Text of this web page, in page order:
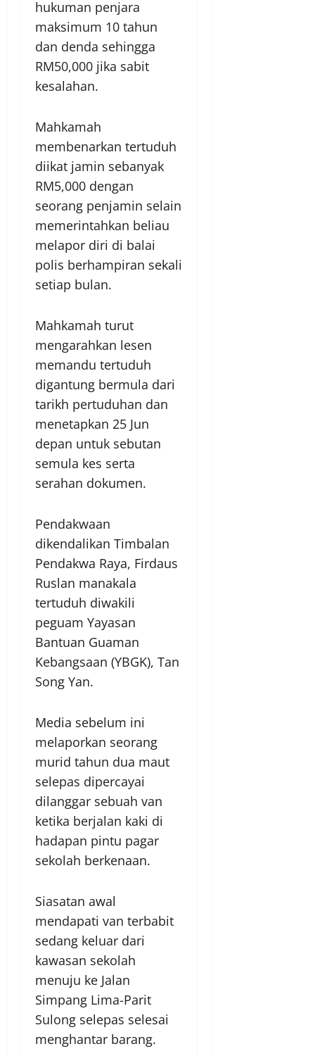
hukuman penjara
maksimum 10 tahun
dan denda sehingga
RM50,000 jika sabit
kesalahan.
Mahkamah
membenarkan tertuduh
diikat jamin sebanyak
RM5,000 dengan
seorang penjamin selain
memerintahkan beliau
melapor diri di balai
polis berhampiran sekali
setiap bulan.
Mahkamah turut
mengarahkan lesen
memandu tertuduh
digantung bermula dari
tarikh pertuduhan dan
menetapkan 25 Jun
depan untuk sebutan
semula kes serta
serahan dokumen.
Pendakwaan
dikendalikan Timbalan
Pendakwa Raya, Firdaus
Ruslan manakala
tertuduh diwakili
peguam Yayasan
Bantuan Guaman
Kebangsaan (YBGK), Tan
Song Yan.
Media sebelum ini
melaporkan seorang
murid tahun dua maut
selepas dipercayai
dilanggar sebuah van
ketika berjalan kaki di
hadapan pintu pagar
sekolah berkenaan.
Siasatan awal
mendapati van terbabit
sedang keluar dari
kawasan sekolah
menuju ke Jalan
Simpang Lima-Parit
Sulong selepas selesai
menghantar barang.